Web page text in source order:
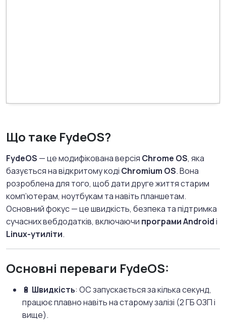
Що таке FydeOS?
FydeOS — це модифікована версія Chrome OS, яка
базується на відкритому коді Chromium OS. Вона
розроблена для того, щоб дати друге життя старим
комп’ютерам, ноутбукам та навіть планшетам.
Основний фокус — це швидкість, безпека та підтримка
сучасних вебдодатків, включаючи програми Androidі
Linux-утиліти.
Основні переваги FydeOS:
🔋 Швидкість: ОС запускається за кілька секунд,
працює плавно навіть на старому залізі (2 ГБ ОЗП і
вище).